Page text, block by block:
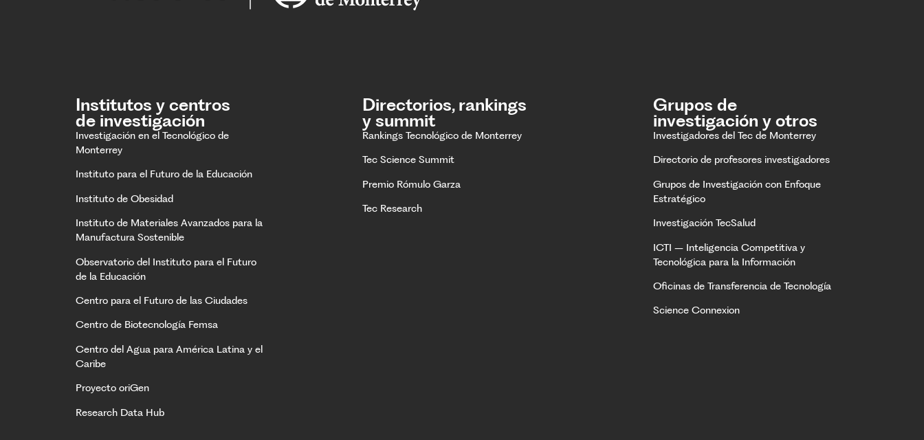
Institutos y centros
de investigación
Investigación en el Tecnológico de
Monterrey
Instituto para el Futuro de la Educación
Instituto de Obesidad
Instituto de Materiales Avanzados para la
Manufactura Sostenible
Observatorio del Instituto para el Futuro
de la Educación
Centro para el Futuro de las Ciudades
Centro de Biotecnología Femsa
Centro del Agua para América Latina y el
Caribe
Proyecto oriGen
Research Data Hub
Directorios, rankings
y summit
Rankings Tecnológico de Monterrey
Tec Science Summit
Premio Rómulo Garza
Tec Research
Grupos de
investigación y otros
Investigadores del Tec de Monterrey
Directorio de profesores investigadores
Grupos de Investigación con Enfoque
Estratégico
Investigación TecSalud
ICTI – Inteligencia Competitiva y
Tecnológica para la Información
Oficinas de Transferencia de Tecnología
Science Connexion